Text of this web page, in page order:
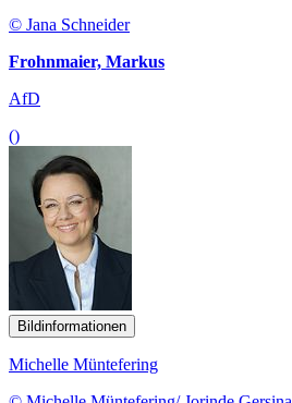
© Jana Schneider
Frohnmaier, Markus
AfD
()
Bildinformationen
Michelle Müntefering